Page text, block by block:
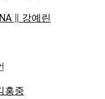
∥ 강예린
홍중